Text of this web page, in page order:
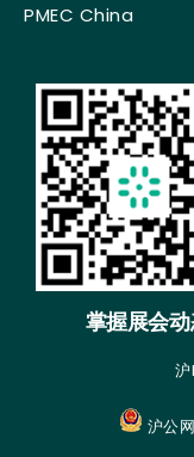
PMEC China
掌握展会
沪公